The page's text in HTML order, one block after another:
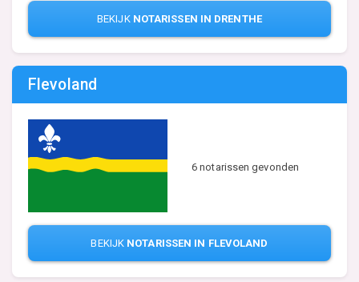
BEKIJK NOTARISSEN IN DRENTHE
Flevoland
6 notarissen gevonden
BEKIJK NOTARISSEN IN FLEVOLAND